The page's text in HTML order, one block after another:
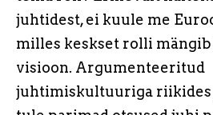
juhtidest, ei kuule me
milles keskset rolli
visioon. Argumenteeritud
juhtimiskultuuriga riikides